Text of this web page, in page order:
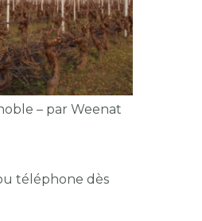
– par Weenat
téléphone dès